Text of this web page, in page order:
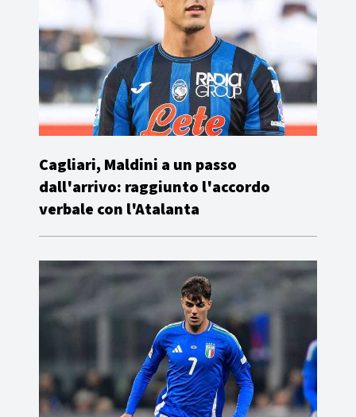
Cagliari, Maldini a un passo
dall'arrivo: raggiunto l'accordo
verbale con l'Atalanta